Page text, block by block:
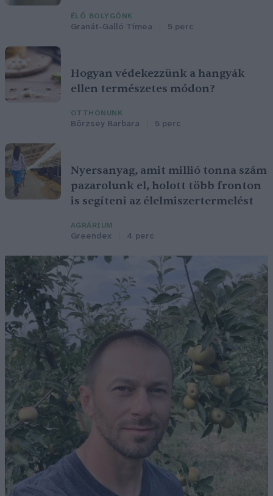
ÉLŐ BOLYGÓNK
Granát-Galló Tímea 5 perc
Hogyan védekezzünk a hangyák
ellen természetes módon?
OTTHONUNK
Börzsey Barbara 5 perc
Nyersanyag, amit millió tonna szám
pazarolunk el, holott több fronton
is segíteni az élelmiszertermelést
AGRÁRIUM
Greendex 4 perc